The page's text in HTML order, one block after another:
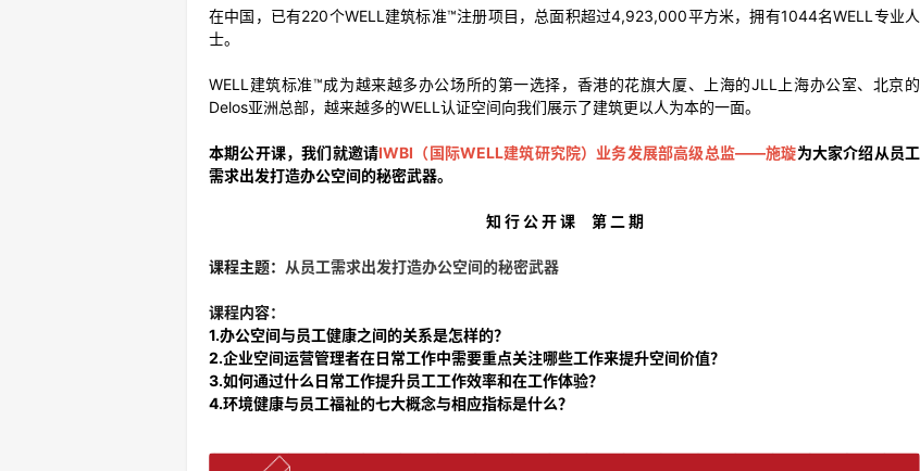
在中国，已有220个WELL建筑标准™注册项目，总面积超过4,923,000平方米，拥有1044名WELL专业人
士。
WELL建筑标准™成为越来越多办公场所的第一选择，香港的花旗大厦、上海的JLL上海办公室、北京的
Delos亚洲总部，越来越多的WELL认证空间向我们展示了建筑更以人为本的一面。
本期公开课，我们就邀请IWBI（国际WELL建筑研究院）业务发展部高级总监——施璇为大家介绍从员工
需求出发打造办公空间的秘密武器。
知 行 公 开 课 第 二 期
课程主题： 从员工需求出发打造办公空间的秘密武器
课程内容：
1.办公空间与员工健康之间的关系是怎样的？
2.企业空间运营管理者在日常工作中需要重点关注哪些工作来提升空间价值？
3.如何通过什么日常工作提升员工工作效率和在工作体验？
4.环境健康与员工福祉的七大概念与相应指标是什么？